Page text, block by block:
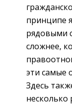
принципе
рядовыми
сложнее,
эти самые
Здесь
несколько